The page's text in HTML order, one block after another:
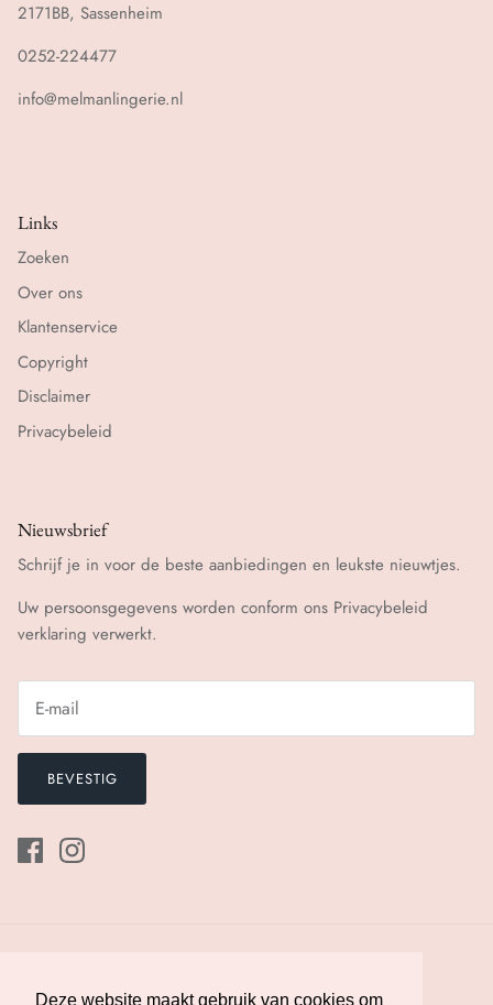
Deze website maakt gebruik van cookies om
Deze website maakt gebruik van cookies om
2171BB, Sassenheim
0252-224477
info@melmanlingerie.nl
Links
Zoeken
Over ons
Klantenservice
Copyright
Disclaimer
Privacybeleid
Nieuwsbrief
Schrijf je in voor de beste aanbiedingen en leukste nieuwtjes.
Uw persoonsgegevens worden conform ons Privacybeleid
verklaring verwerkt.
BEVESTIG